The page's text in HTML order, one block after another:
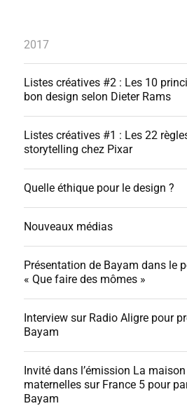
2017
Listes créatives #2 : Les 10
bon design selon Dieter Rams
Listes créatives #1 : Les 22
storytelling chez Pixar
Quelle éthique pour le design ?
Nouveaux médias
Présentation de Bayam dans le
« Que faire des mômes »
Interview sur Radio Aligre pour
Bayam
Invité dans l’émission La
maternelles sur France 5 pour
Bayam